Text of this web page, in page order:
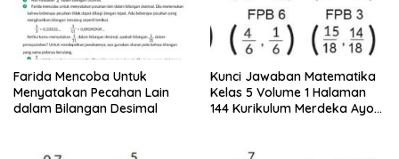
Farida Mencoba Untuk
Menyatakan Pecahan Lain
dalam Bilangan Desimal
Kunci Jawaban Matematika
Kelas 5 Volume 1 Halaman
144 Kurikulum Merdeka Ayo